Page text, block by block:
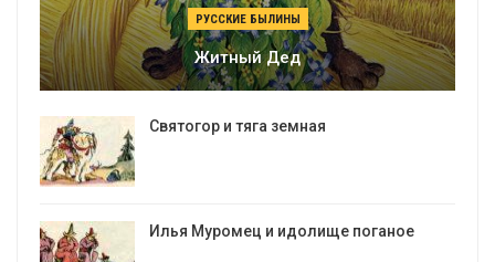
РУССКИЕ БЫЛИНЫ
Житный Дед
Святогор и тяга земная
Илья Муромец и идолище поганое